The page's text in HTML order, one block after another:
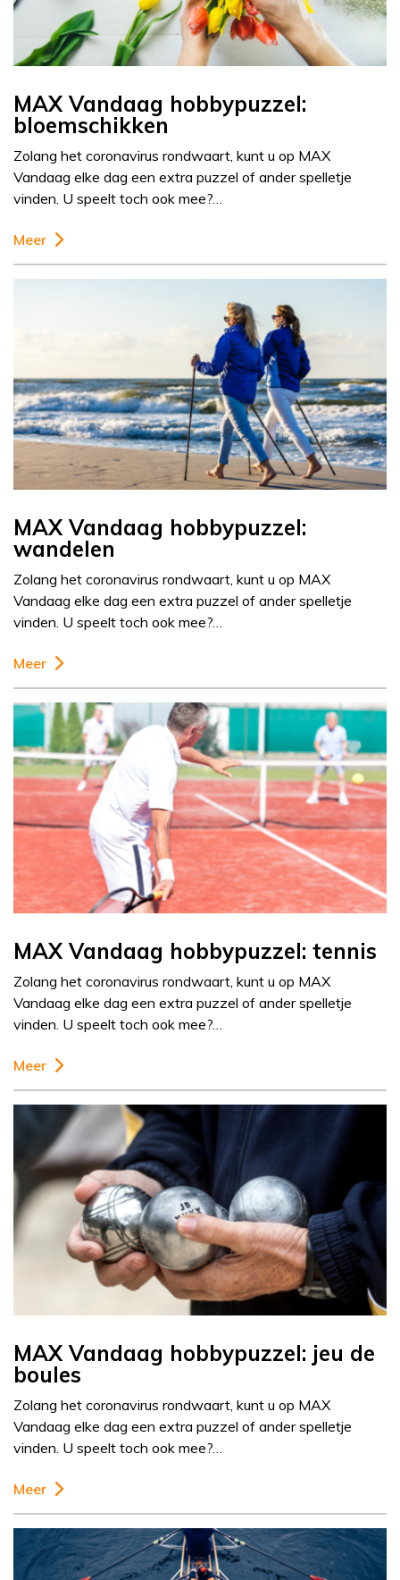
MAX Vandaag hobbypuzzel:
bloemschikken
Zolang het coronavirus rondwaart, kunt u op MAX
Vandaag elke dag een extra puzzel of ander spelletje
vinden. U speelt toch ook mee?…
Meer
MAX Vandaag hobbypuzzel:
wandelen
Zolang het coronavirus rondwaart, kunt u op MAX
Vandaag elke dag een extra puzzel of ander spelletje
vinden. U speelt toch ook mee?…
Meer
MAX Vandaag hobbypuzzel: tennis
Zolang het coronavirus rondwaart, kunt u op MAX
Vandaag elke dag een extra puzzel of ander spelletje
vinden. U speelt toch ook mee?…
Meer
MAX Vandaag hobbypuzzel: jeu de
boules
Zolang het coronavirus rondwaart, kunt u op MAX
Vandaag elke dag een extra puzzel of ander spelletje
vinden. U speelt toch ook mee?…
Meer